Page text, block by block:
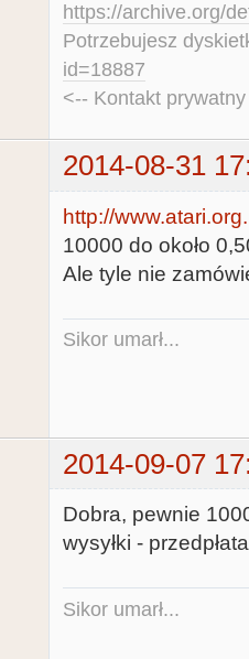
https://archive.org/
Potrzebujesz
id=18887
<-- Kontakt
2014-08-31
http://
10000 do około
Ale tyle nie
Sikor umarł...
2014-09-07
Dobra, pewnie
wysyłki -
Sikor umarł...